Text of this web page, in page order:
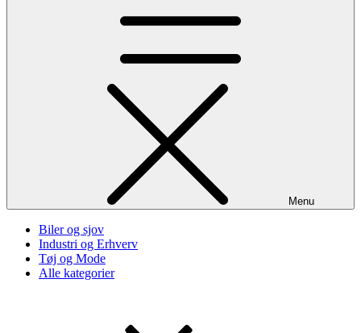
Menu
Biler og sjov
Industri og Erhverv
Tøj og Mode
Alle kategorier